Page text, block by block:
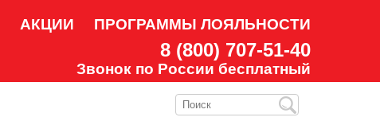
АКЦИИ ПРОГРАММЫ ЛОЯЛЬНОСТИ
8 (800) 707-51-40
Звонок по России бесплатный